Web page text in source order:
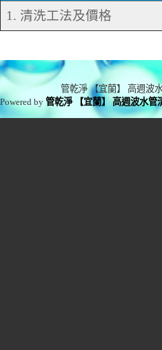
1. 清洗工法及價格
管乾淨 【宜蘭】 高週波
Powered by管乾淨 【宜蘭】 高週波水管